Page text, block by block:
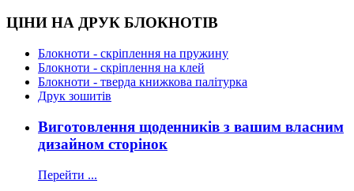
ЦІНИ НА ДРУК БЛОКНОТІВ
Блокноти - скріплення на пружину
Блокноти - скріплення на клей
Блокноти - тверда книжкова палітурка
Друк зошитів
Виготовлення щоденників з вашим власним
дизайном сторінок
Перейти ...